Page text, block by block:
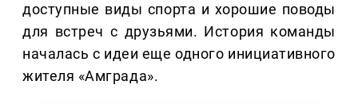
доступные виды спорта и хорошие поводы
для встреч с друзьями. История команды
началась с идеи еще одного инициативного
жителя «Амграда».